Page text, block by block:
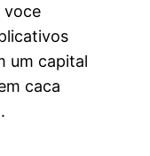
voce
um capital
caca